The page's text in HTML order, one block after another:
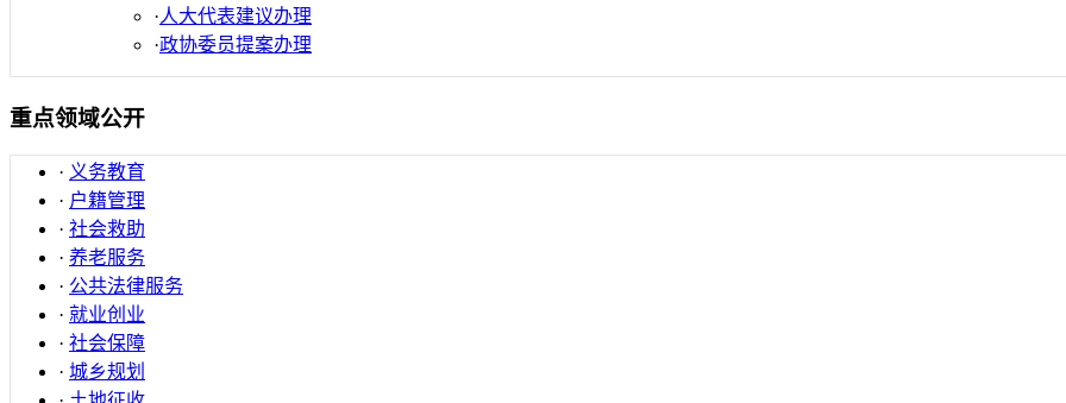
·人大代表建议办理
·政协委员提案办理
重点领域公开
· 义务教育
· 户籍管理
· 社会救助
· 养老服务
· 公共法律服务
· 就业创业
· 社会保障
· 城乡规划